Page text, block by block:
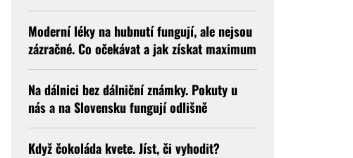
Moderní léky na hubnutí fungují, ale nejsou
zázračné. Co očekávat a jak získat maximum
Na dálnici bez dálniční známky. Pokuty u
nás a na Slovensku fungují odlišně
Když čokoláda kvete. Jíst, či vyhodit?